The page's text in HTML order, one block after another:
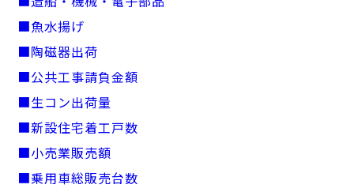
■魚水揚げ
■陶磁器出荷
■公共工事請負金額
■生コン出荷量
■新設住宅着工戸数
■小売業販売額
■乗用車総販売台数